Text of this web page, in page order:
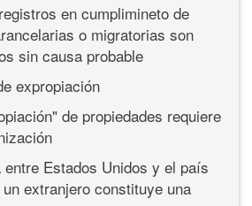
en cumplimineto de
o migratorias son
sin causa probable
expropiación
de propiedades requiere
entre Estados Unidos y el país
extranjero constituye una